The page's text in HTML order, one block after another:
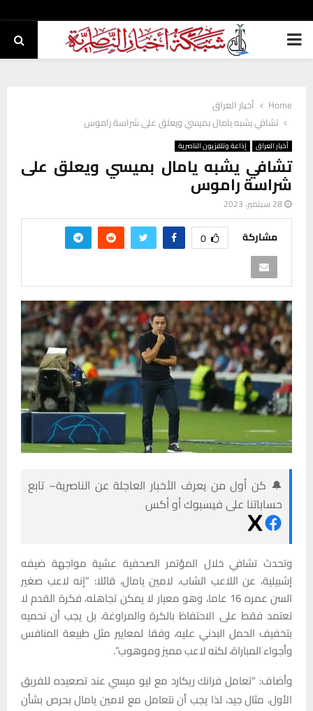
PRIMARY
Home
أخبار العراق
تشافي يشبه يامال بميسي ويعلق على شراسة راموس
أخبار العراق إذاعة وتلفزيون الناصرية
تشافي يشبه يامال بميسي ويعلق على
شراسة راموس
28 سبتمبر، 2023
مشاركة 0
🔔 كن أول من يعرف الأخبار العاجلة عن الناصرية– تابع
حساباتنا على فيسبوك أو أكس
وتحدث تشافي خلال المؤتمر الصحفية عشية مواجهة ضيفه
إشبيلية، عن اللاعب الشاب، لامين يامال، قائلا: “إنه لاعب صغير
السن عمره 16 عاما، وهو معيار لا يمكن تجاهله، فكرة القدم لا
تعتمد فقط على الاحتفاظ بالكرة والمراوغة، بل يجب أن نحميه
بتخفيف الحمل البدني عليه، وفقا لمعايير مثل طبيعة المنافس
وأجواء المباراة، لكنه لاعب مميز وموهوب”.
وأضاف: “تعامل فرانك ريكارد مع ليو ميسي عند تصعيده للفريق
الأول، مثال جيد، لذا يجب أن نتعامل مع لامين يامال بحرص بشأن